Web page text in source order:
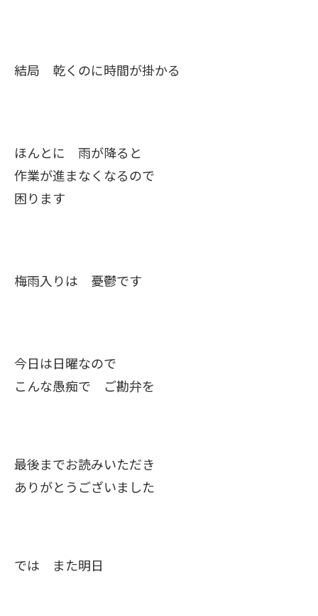
結局 乾くのに時間が掛かる
ほんとに 雨が降ると
作業が進まなくなるので
困ります
梅雨入りは 憂鬱です
今日は日曜なので
こんな愚痴で ご勘弁を
最後までお読みいただき
ありがとうございました
では また明日